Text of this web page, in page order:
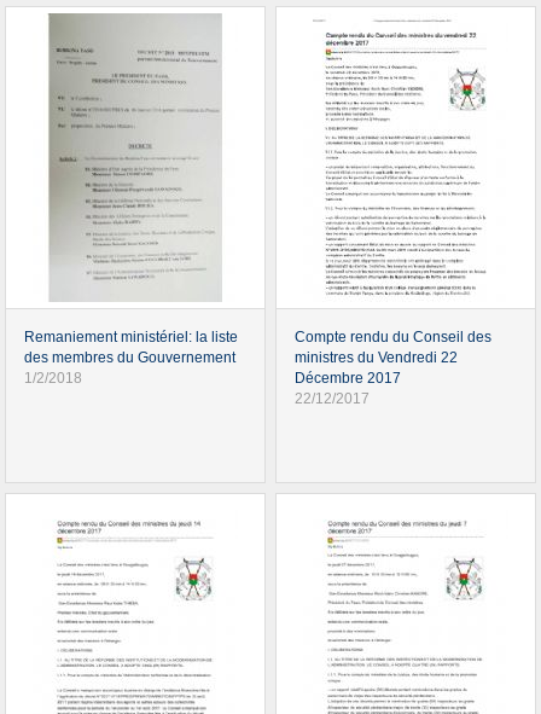
Remaniement ministériel: la liste
des membres du Gouvernement
1/2/2018
Compte rendu du Conseil des
ministres du Vendredi 22
Décembre 2017
22/12/2017